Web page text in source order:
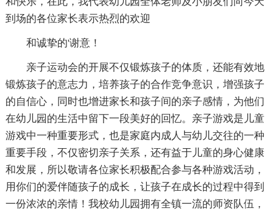
到场的各位家长表示热烈的欢迎
和诚挚的'谢意！
亲子运动会的开展不仅锻炼孩子的体质，还能有效地
锻炼孩子的意志力，培养孩子的合作竞争意识，增强孩子
的自信心，同时也增进家长和孩子间的亲子感情，为他们
在幼儿园的生活中留下一段美好的回忆。亲子游戏是儿童
游戏中一种重要形式，也是家庭内成人与幼儿交往的一种
重要手段，不仅密切亲子关系，还有益于儿童的身心健康
和发展，所以敬请各位家长积极配合参与各种游戏活动，
用你们的爱伴随孩子的成长，让孩子在成长的过程中得到
一份浓浓的亲情！我校幼儿园拥有全镇一流的师资队伍，